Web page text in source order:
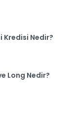
Kredisi Nedir?
Long Nedir?